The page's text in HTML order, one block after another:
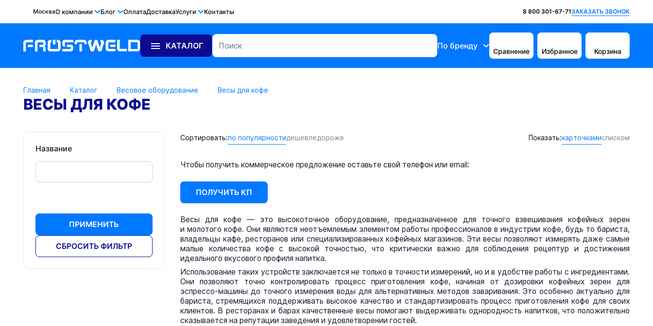
МоскваО компании Блог ОплатаДоставкаУслуги Контакты 8 800 301-67-71ЗАКАЗАТЬ ЗВОНОК
КАТАЛОГ По бренду
Сравнение Избранное Корзина
Главная Каталог Весовое оборудование Весы для кофе
ВЕСЫ ДЛЯ КОФЕ
Сортировать:по популярностидешевледороже Показать:карточкамисписком
Название
ПРИМЕНИТЬ
СБРОСИТЬ ФИЛЬТР
Чтобы получить коммерческое предложение оставьте свой телефон или email:
ПОЛУЧИТЬ КП
Весы для кофе — это высокоточное оборудование, предназначенное для точного взвешивания кофейных зерен
и молотого кофе. Они являются неотъемлемым элементом работы профессионалов в индустрии кофе, будь то бариста,
владельцы кафе, ресторанов или специализированных кофейных магазинов. Эти весы позволяют измерять даже самые
малые количества кофе с высокой точностью, что критически важно для соблюдения рецептур и достижения
идеального вкусового профиля напитка.
Использование таких устройств заключается не только в точности измерений, но и в удобстве работы с ингредиентами.
Они позволяют точно контролировать процесс приготовления кофе, начиная от дозировки кофейных зерен для
эспрессо-машины до точного измерения воды для альтернативных методов заваривания. Это особенно актуально для
бариста, стремящихся поддерживать высокое качество и стандартизировать процесс приготовления кофе для своих
клиентов. В ресторанах и барах качественные весы помогают выдерживать однородность напитков, что положительно
сказывается на репутации заведения и удовлетворении гостей.